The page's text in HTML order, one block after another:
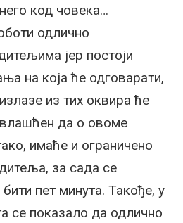
код човека…
одлично
јер постоји
на која ће одговарати,
из тих оквира ће
да о овоме
имаће и ограничено
за сада се
пет минута. Такође, у
се показало да одлично